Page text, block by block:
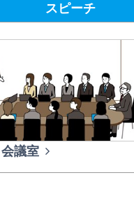
スピーチ
会議室